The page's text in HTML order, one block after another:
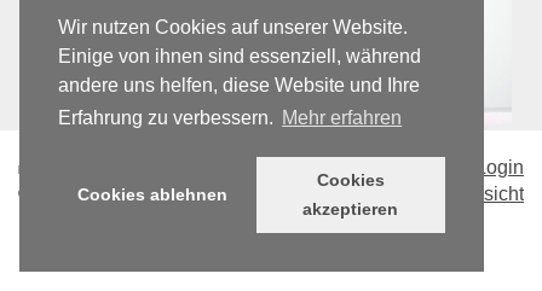
Wir nutzen Cookies auf unserer Website.
Einige von ihnen sind essenziell, während
andere uns helfen, diese Website und Ihre
Erfahrung zu verbessern. Mehr erfahren
Cookies ablehnen
Cookies
akzeptieren
beraten wir Sie
Phasen von der
Gründung bis zur
Nachfolgeregelung.
© Steuerkanzlei Ponkratz
Login
Webansicht